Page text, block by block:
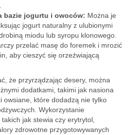
bazie jogurtu i owoców: Można je
jogurt naturalny z ulubionymi
miodu lub syropu klonowego.
przelać masę do foremek i mrozić
aby cieszyć się orzeźwiającą
że przyrządzając desery, można
dodatkami, takimi jak nasiona
owsiane, które dodadzą nie tylko
Wykorzystanie
jak stewia czy erytrytol,
zdrowotne przygotowywanych